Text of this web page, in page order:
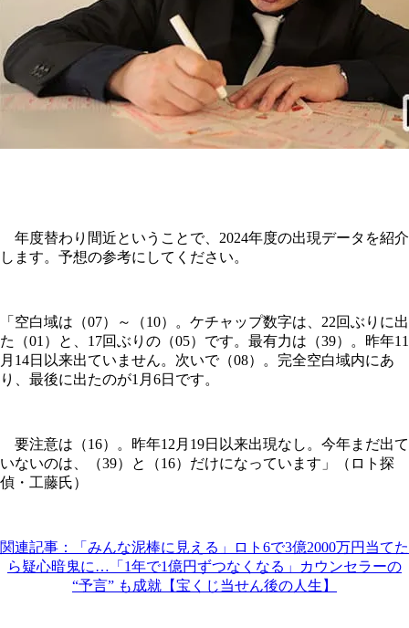
年度替わり間近ということで、2024年度の出現データを紹介
します。予想の参考にしてください。
「空白域は（07）～（10）。ケチャップ数字は、22回ぶりに出
た（01）と、17回ぶりの（05）です。最有力は（39）。昨年11
月14日以来出ていません。次いで（08）。完全空白域内にあ
り、最後に出たのが1月6日です。
要注意は（16）。昨年12月19日以来出現なし。今年まだ出て
いないのは、（39）と（16）だけになっています」（ロト探
偵・工藤氏）
関連記事：「みんな泥棒に見える」ロト6で3億2000万円当てた
ら疑心暗鬼に…「1年で1億円ずつなくなる」カウンセラーの
“予言” も成就【宝くじ当せん後の人生】